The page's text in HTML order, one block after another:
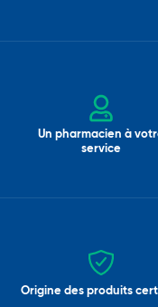
Un pharmacien à
service
Origine des produits